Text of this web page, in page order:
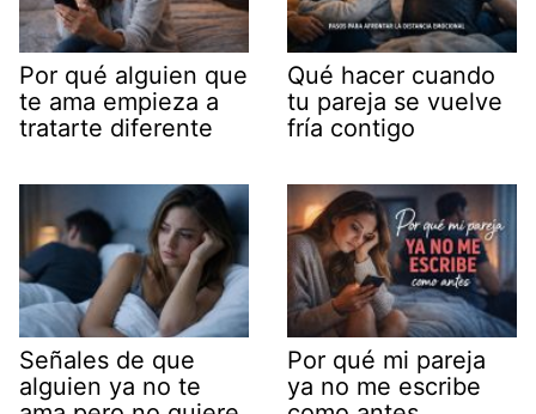
Por qué alguien que
te ama empieza a
tratarte diferente
Qué hacer cuando
tu pareja se vuelve
fría contigo
Señales de que
alguien ya no te
Por qué mi pareja
ya no me escribe